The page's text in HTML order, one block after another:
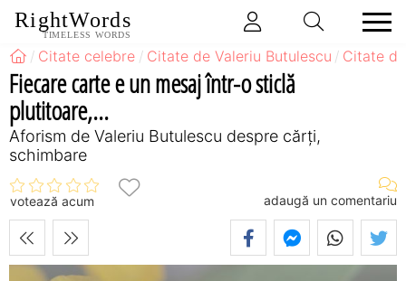
RightWords
TIMELESS WORDS
Citate celebre Citate de Valeriu Butulescu Citate
Fiecare carte e un mesaj într-o sticlă
plutitoare,...
Aforism de Valeriu Butulescu despre cărți,
schimbare
votează acum adaugă un comentariu